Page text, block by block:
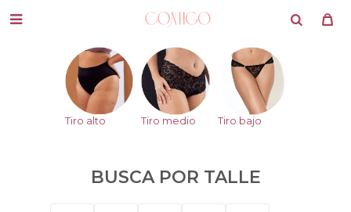

Tiro alto Tiro medio Tiro bajo
BUSCA POR TALLE